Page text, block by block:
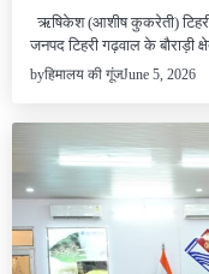
ऋषिकेश (आशीष कुकरेती)
जनपद टिहरी गढ़वाल के बौराड़ी
byहिमालय की गूंजJune 5, 2026